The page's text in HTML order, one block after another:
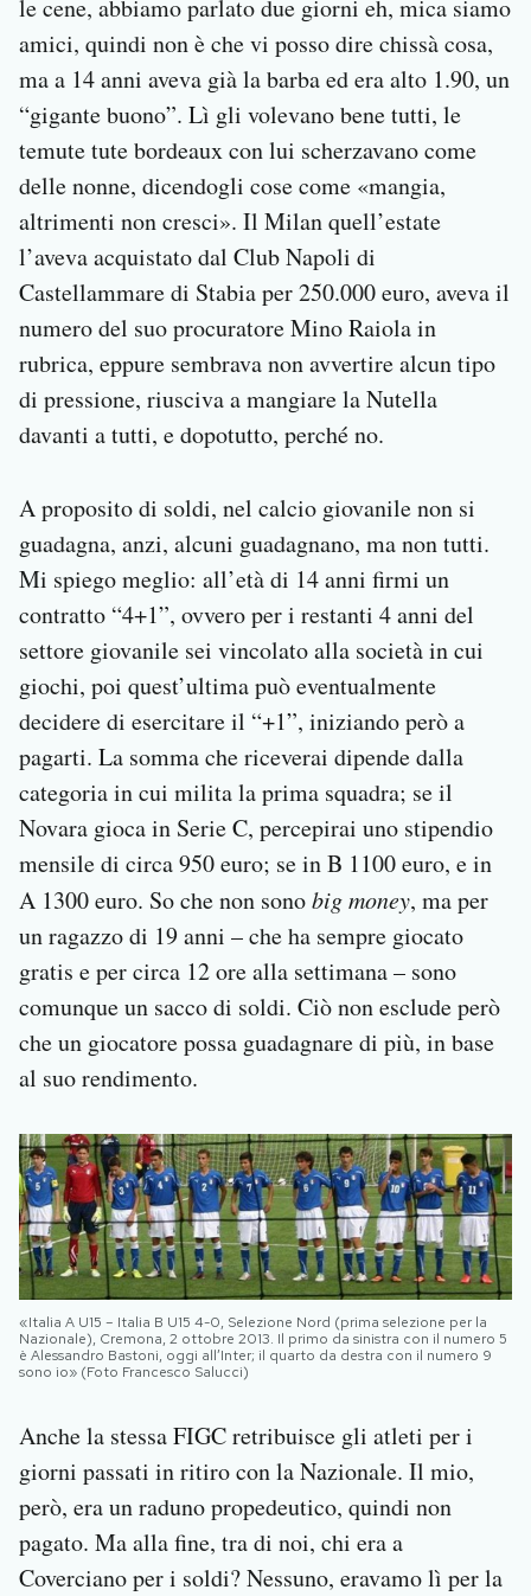
le cene, abbiamo parlato due giorni eh, mica siamo
amici, quindi non è che vi posso dire chissà cosa,
ma a 14 anni aveva già la barba ed era alto 1.90, un
“gigante buono”. Lì gli volevano bene tutti, le
temute tute bordeaux con lui scherzavano come
delle nonne, dicendogli cose come «mangia,
altrimenti non cresci». Il Milan quell’estate
l’aveva acquistato dal Club Napoli di
Castellammare di Stabia per 250.000 euro, aveva il
numero del suo procuratore Mino Raiola in
rubrica, eppure sembrava non avvertire alcun tipo
di pressione, riusciva a mangiare la Nutella
davanti a tutti, e dopotutto, perché no.
A proposito di soldi, nel calcio giovanile non si
guadagna, anzi, alcuni guadagnano, ma non tutti.
Mi spiego meglio: all’età di 14 anni firmi un
contratto “4+1”, ovvero per i restanti 4 anni del
settore giovanile sei vincolato alla società in cui
giochi, poi quest’ultima può eventualmente
decidere di esercitare il “+1”, iniziando però a
pagarti. La somma che riceverai dipende dalla
categoria in cui milita la prima squadra; se il
Novara gioca in Serie C, percepirai uno stipendio
mensile di circa 950 euro; se in B 1100 euro, e in
A 1300 euro. So che non sonobig money, ma per
un ragazzo di 19 anni – che ha sempre giocato
gratis e per circa 12 ore alla settimana – sono
comunque un sacco di soldi. Ciò non esclude però
che un giocatore possa guadagnare di più, in base
al suo rendimento.
«Italia A U15 – Italia B U15 4-0, Selezione Nord (prima selezione per la
Nazionale), Cremona, 2 ottobre 2013. Il primo da sinistra con il numero 5
è Alessandro Bastoni, oggi all’Inter; il quarto da destra con il numero 9
sono io» (Foto Francesco Salucci)
Anche la stessa FIGC retribuisce gli atleti per i
giorni passati in ritiro con la Nazionale. Il mio,
però, era un raduno propedeutico, quindi non
pagato. Ma alla fine, tra di noi, chi era a
Coverciano per i soldi? Nessuno, eravamo lì per la